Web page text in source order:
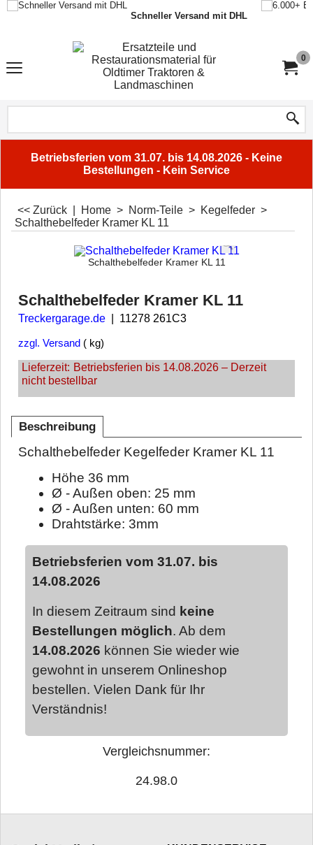
Schneller Versand mit DHL
0
Betriebsferien vom 31.07. bis 14.08.2026 - Keine
Bestellungen - Kein Service
<< Zurück Home > Norm-Teile > Kegelfeder >
Schalthebelfeder Kramer KL 11
Schalthebelfeder Kramer KL 11
Schalthebelfeder Kramer KL 11
Treckergarage.de 11278 261C3
zzgl. Versand kg
Lieferzeit: Betriebsferien bis 14.08.2026 – Derzeit
nicht bestellbar
Beschreibung
Schalthebelfeder Kegelfeder Kramer KL 11
Höhe 36 mm
Ø - Außen oben: 25 mm
Ø - Außen unten: 60 mm
Drahtstärke: 3mm
Betriebsferien vom 31.07. bis
14.08.2026
In diesem Zeitraum sind keine
Bestellungen möglich. Ab dem
14.08.2026 können Sie wieder wie
gewohnt in unserem Onlineshop
bestellen. Vielen Dank für Ihr
Verständnis!
Vergleichsnummer:
24.98.0